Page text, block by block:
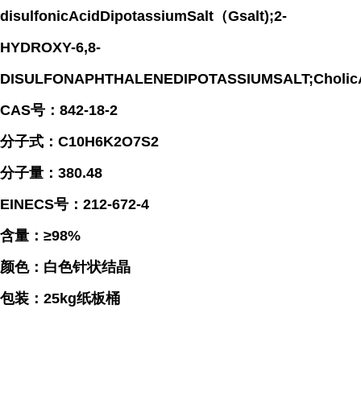
disulfonicAcidDipotassiumSalt（Gsalt);2-
HYDROXY-6,8-
CAS号：842-18-2
分子式：C10H6K2O7S2
分子量：380.48
EINECS号：212-672-4
含量：≥98%
颜色：白色针状结晶
包装：25kg纸板桶